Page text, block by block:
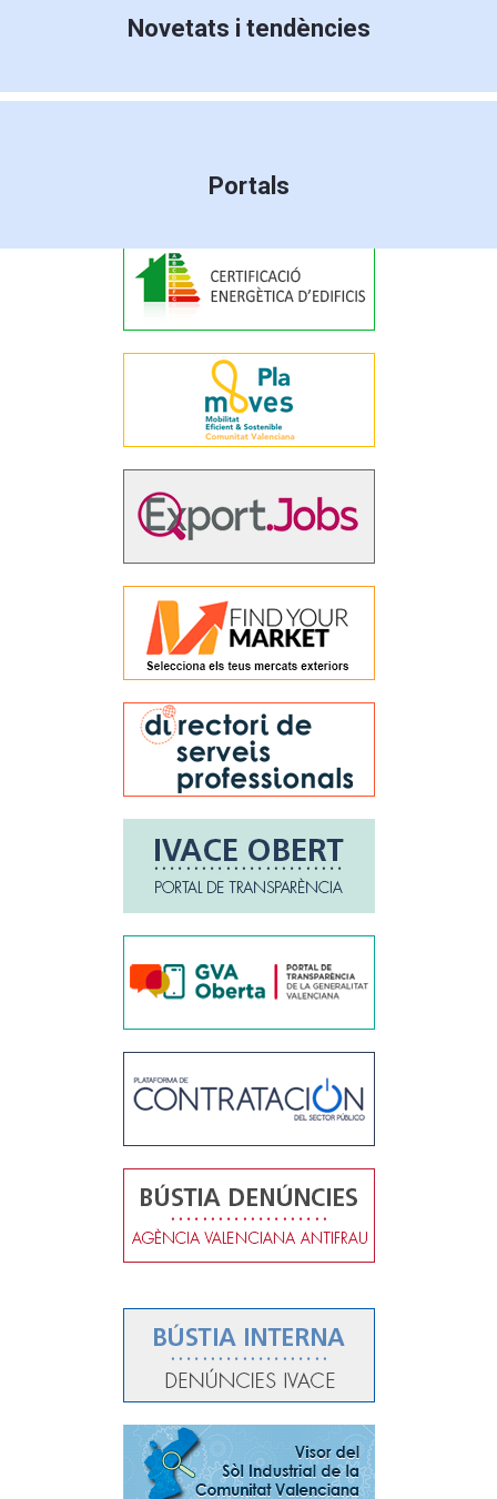
Novetats i tendències
Portals